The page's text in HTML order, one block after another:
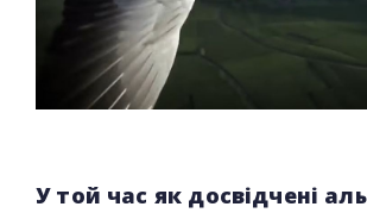
У той час як досвідчені